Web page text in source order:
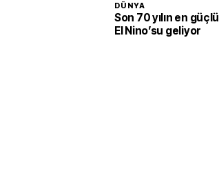
DÜNYA
Son 70 yılın en güçlü
El Nino’su geliyor